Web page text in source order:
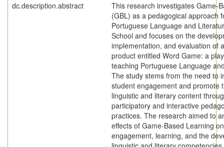
dc.description.abstract
This research investigates Game-
(GBL) as a pedagogical approach
Portuguese Language and
School and focuses on the
implementation, and evaluation of
product entitled Word Game: a
teaching Portuguese Language
The study stems from the need to
student engagement and promote
linguistic and literary content
participatory and interactive
practices. The research aimed to
effects of Game-Based Learning
engagement, learning, and the